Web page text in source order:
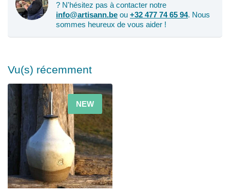
? N'hésitez pas à contacter notre
info@artisann.be ou +32 477 74 65 94. Nous
sommes heureux de vous aider !
Vu(s) récemment
NEW